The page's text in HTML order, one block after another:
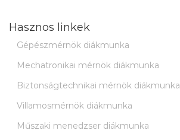
Hasznos linkek
Gépészmérnök diákmunka
Mechatronikai mérnök diákmunka
Biztonságtechnikai mérnök diákmunka
Villamosmérnök diákmunka
Műszaki menedzser diákmunka